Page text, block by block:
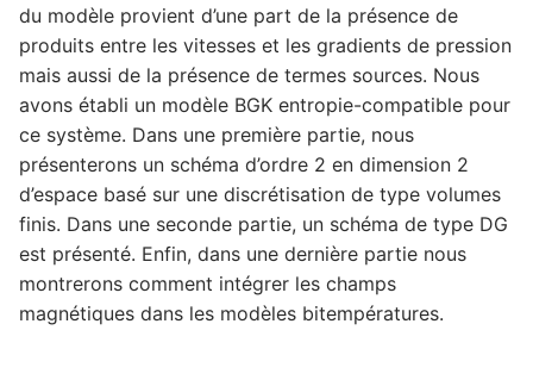
du modèle provient d’une part de la présence de
produits entre les vitesses et les gradients de pression
mais aussi de la présence de termes sources. Nous
avons établi un modèle BGK entropie-compatible pour
ce système. Dans une première partie, nous
présenterons un schéma d’ordre 2 en dimension 2
d’espace basé sur une discrétisation de type volumes
finis. Dans une seconde partie, un schéma de type DG
est présenté. Enfin, dans une dernière partie nous
montrerons comment intégrer les champs
magnétiques dans les modèles bitempératures.